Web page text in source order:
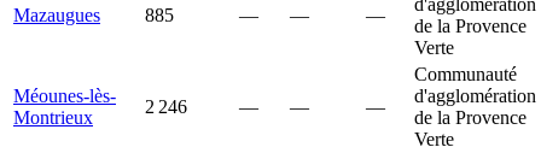
Mazaugues 885 — — —
de la Provence
Verte
Méounes-lès-
Montrieux
2 246 — — —
Communauté
d'agglomération
de la Provence
Verte